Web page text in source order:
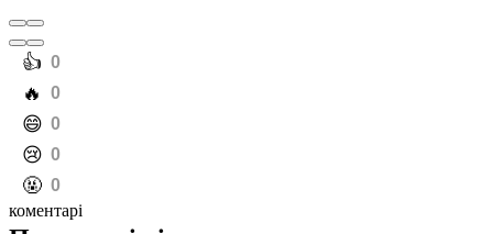
️👍 0
️🔥 0
️😄 0
️😢 0
️🤬 0
коментарі